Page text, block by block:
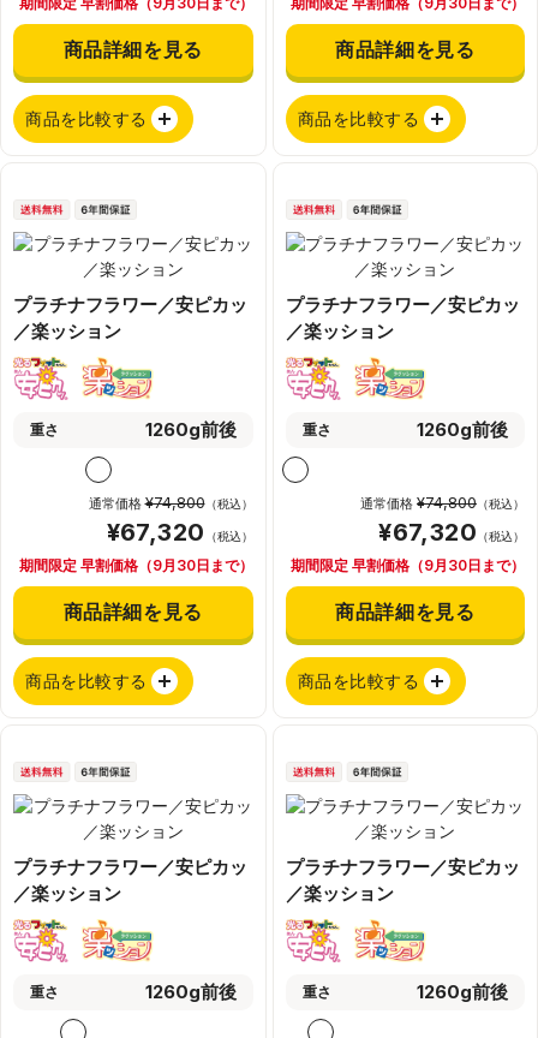
商品詳細を見る
商品を比較する
商品詳細を見る
商品を比較する
プラチナフラワー／安ピカッ
／楽ッション
重さ 1260g前後
通常価格¥74,800（税込）
¥67,320 （税込）
期間限定 早割価格（9月30日まで）
商品詳細を見る
商品を比較する
プラチナフラワー／安ピカッ
／楽ッション
重さ 1260g前後
通常価格 ¥74,800 （税込）
¥67,320 （税込）
期間限定 早割価格（9月30日まで）
商品詳細を見る
商品を比較する
プラチナフラワー／安ピカッ
／楽ッション
重さ 1260g前後
プラチナフラワー／安ピカッ
／楽ッション
重さ 1260g前後